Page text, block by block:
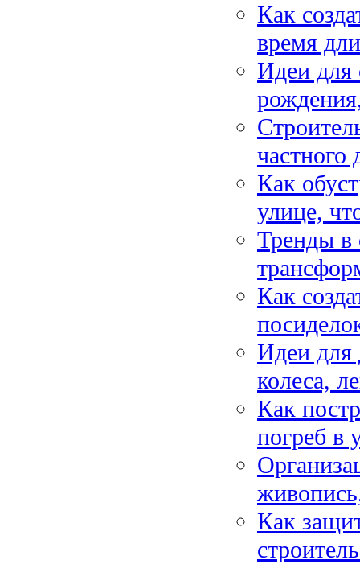
Как
время
Идеи для
частного
Как
улице,
Тренды в
Как
Идеи для
колеса,
Как
погреб в
Как